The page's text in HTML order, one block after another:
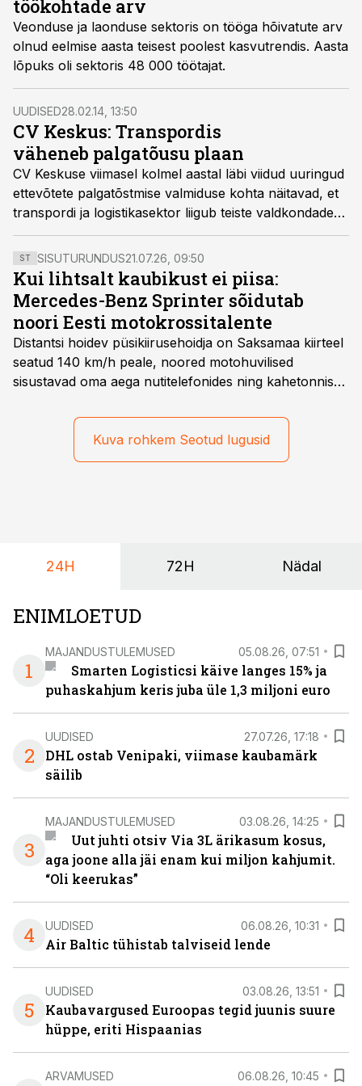
töökohtade arv
Veonduse ja laonduse sektoris on tööga hõivatute arv
olnud eelmise aasta teisest poolest kasvutrendis. Aasta
lõpuks oli sektoris 48 000 töötajat.
UUDISED28.02.14, 13:50
CV Keskus: Transpordis
väheneb palgatõusu plaan
CV Keskuse viimasel kolmel aastal läbi viidud uuringud
ettevõtete palgatõstmise valmiduse kohta näitavad, et
transpordi ja logistikasektor liigub teiste valdkondadega
võrreldes vastassuunas.
ST SISUTURUNDUS21.07.26, 09:50
Kui lihtsalt kaubikust ei piisa:
Mercedes-Benz Sprinter sõidutab
noori Eesti motokrossitalente
Distantsi hoidev püsikiirusehoidja on Saksamaa kiirteel
seatud 140 km/h peale, noored motohuvilised
sisustavad oma aega nutitelefonides ning kahetonnises
varustusega. Õige pea on Prantsusmaal, Romagnes
algamas juuniorite motokrossi
maailmameistrivõistlused.
Kuva rohkem Seotud lugusid
24H 72H Nädal
ENIMLOETUD
1
MAJANDUSTULEMUSED 05.08.26, 07:51
Smarten Logisticsi käive langes 15% ja
puhaskahjum keris juba üle 1,3 miljoni euro
2
UUDISED 27.07.26, 17:18
DHL ostab Venipaki, viimase kaubamärk
säilib
3
MAJANDUSTULEMUSED 03.08.26, 14:25
Uut juhti otsiv Via 3L ärikasum kosus,
aga joone alla jäi enam kui miljon kahjumit.
“Oli keerukas”
4 UUDISED 06.08.26, 10:31
Air Baltic tühistab talviseid lende
5
UUDISED 03.08.26, 13:51
Kaubavargused Euroopas tegid juunis suure
hüppe, eriti Hispaanias
ARVAMUSED 06.08.26, 10:45